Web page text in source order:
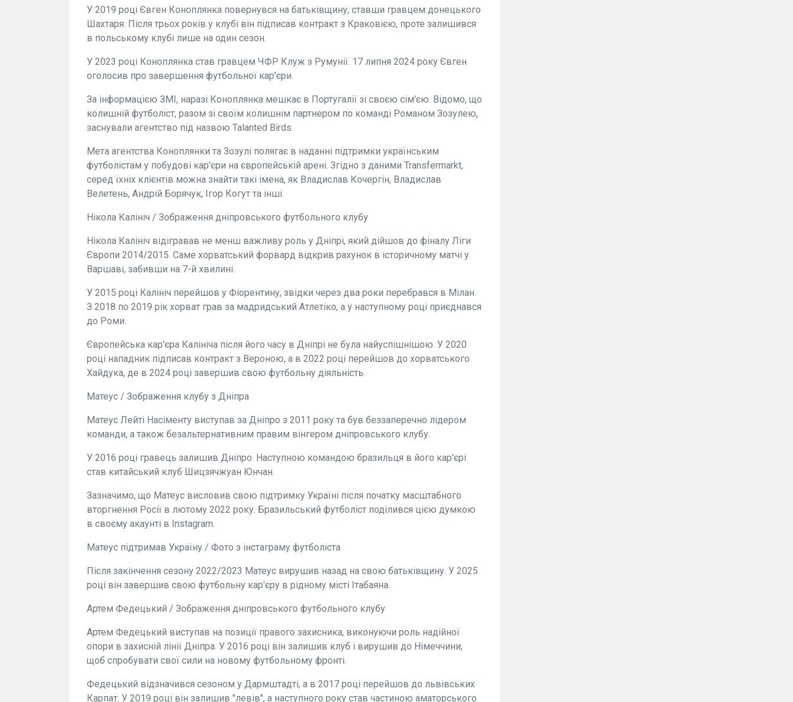
У 2019 році Євген Коноплянка повернувся на батьківщину, ставши гравцем донецького
Шахтаря. Після трьох років у клубі він підписав контракт з Краковією, проте залишився
в польському клубі лише на один сезон.
У 2023 році Коноплянка став гравцем ЧФР Клуж з Румунії. 17 липня 2024 року Євген
оголосив про завершення футбольної кар'єри.
За інформацією ЗМІ, наразі Коноплянка мешкає в Португалії зі своєю сім'єю. Відомо, що
колишній футболіст, разом зі своїм колишнім партнером по команді Романом Зозулею,
заснували агентство під назвою Talanted Birds.
Мета агентства Коноплянки та Зозулі полягає в наданні підтримки українським
футболістам у побудові кар'єри на європейській арені. Згідно з даними Transfermarkt,
серед їхніх клієнтів можна знайти такі імена, як Владислав Кочергін, Владислав
Велетень, Андрій Борячук, Ігор Когут та інші.
Нікола Калініч / Зображення дніпровського футбольного клубу
Нікола Калініч відігравав не менш важливу роль у Дніпрі, який дійшов до фіналу Ліги
Європи 2014/2015. Саме хорватський форвард відкрив рахунок в історичному матчі у
Варшаві, забивши на 7-й хвилині.
У 2015 році Калініч перейшов у Фіорентину, звідки через два роки перебрався в Мілан.
З 2018 по 2019 рік хорват грав за мадридський Атлетіко, а у наступному році приєднався
до Роми.
Європейська кар'єра Калініча після його часу в Дніпрі не була найуспішнішою. У 2020
році нападник підписав контракт з Вероною, а в 2022 році перейшов до хорватського
Хайдука, де в 2024 році завершив свою футбольну діяльність.
Матеус / Зображення клубу з Дніпра
Матеус Лейті Насіменту виступав за Дніпро з 2011 року та був беззаперечно лідером
команди, а також безальтернативним правим вінгером дніпровського клубу.
У 2016 році гравець залишив Дніпро. Наступною командою бразильця в його кар'єрі
став китайський клуб Шицзячжуан Юнчан.
Зазначимо, що Матеус висловив свою підтримку Україні після початку масштабного
вторгнення Росії в лютому 2022 року. Бразильський футболіст поділився цією думкою
в своєму акаунті в Instagram.
Матеус підтримав Україну / Фото з інстаграму футболіста
Після закінчення сезону 2022/2023 Матеус вирушив назад на свою батьківщину. У 2025
році він завершив свою футбольну кар'єру в рідному місті Ітабаяна.
Артем Федецький / Зображення дніпровського футбольного клубу
Артем Федецький виступав на позиції правого захисника, виконуючи роль надійної
опори в захисній лінії Дніпра. У 2016 році він залишив клуб і вирушив до Німеччини,
щоб спробувати свої сили на новому футбольному фронті.
Федецький відзначився сезоном у Дармштадті, а в 2017 році перейшов до львівських
Карпат. У 2019 році він залишив "левів", а наступного року став частиною аматорського